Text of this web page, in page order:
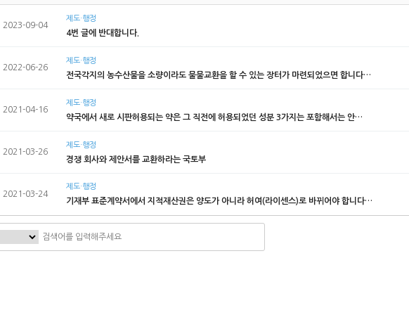
2023-09-04
제도·행정
4번 글에 반대합니다.
2022-06-26
제도·행정
전국각지의 농수산물을 소량이라도 물물교환을 할 수 있는 장터가 마련되었으면 합니다…
2021-04-16
제도·행정
약국에서 새로 시판허용되는 약은 그 직전에 허용되었던 성분 3가지는 포함해서는 안…
2021-03-26
제도·행정
경쟁 회사와 제안서를 교환하라는 국토부
2021-03-24
제도·행정
기재부 표준계약서에서 지적재산권은 양도가 아니라 허여(라이센스)로 바뀌어야 합니다…